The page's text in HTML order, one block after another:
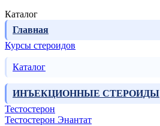
Каталог
Главная
Курсы стероидов
Каталог
ИНЪЕКЦИОННЫЕ СТЕРОИДЫ
Тестостерон
Тестостерон Энантат